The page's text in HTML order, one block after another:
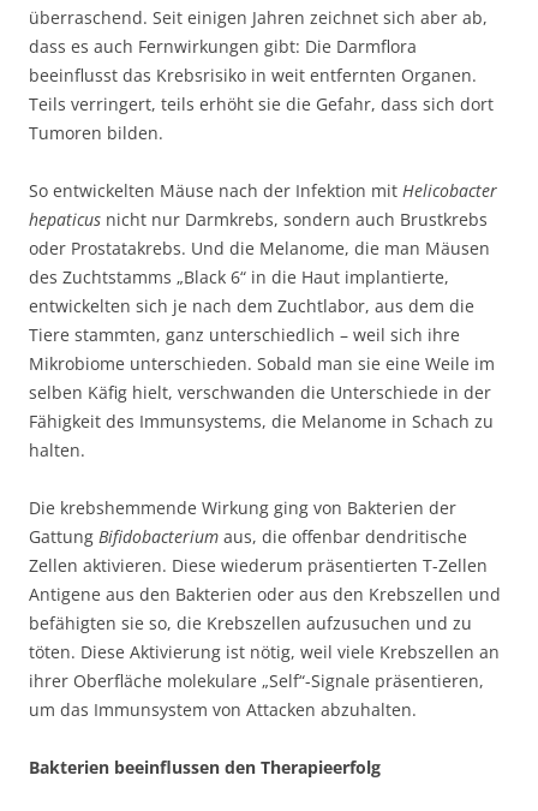
überraschend. Seit einigen Jahren zeichnet sich aber ab,
dass es auch Fernwirkungen gibt: Die Darmflora
beeinflusst das Krebsrisiko in weit entfernten Organen.
Teils verringert, teils erhöht sie die Gefahr, dass sich dort
Tumoren bilden.
So entwickelten Mäuse nach der Infektion mit Helicobacter
hepaticus nicht nur Darmkrebs, sondern auch Brustkrebs
oder Prostatakrebs. Und die Melanome, die man Mäusen
des Zuchtstamms „Black 6“ in die Haut implantierte,
entwickelten sich je nach dem Zuchtlabor, aus dem die
Tiere stammten, ganz unterschiedlich – weil sich ihre
Mikrobiome unterschieden. Sobald man sie eine Weile im
selben Käfig hielt, verschwanden die Unterschiede in der
Fähigkeit des Immunsystems, die Melanome in Schach zu
halten.
Die krebshemmende Wirkung ging von Bakterien der
Gattung Bifidobacterium aus, die offenbar dendritische
Zellen aktivieren. Diese wiederum präsentierten T-Zellen
Antigene aus den Bakterien oder aus den Krebszellen und
befähigten sie so, die Krebszellen aufzusuchen und zu
töten. Diese Aktivierung ist nötig, weil viele Krebszellen an
ihrer Oberfläche molekulare „Self“-Signale präsentieren,
um das Immunsystem von Attacken abzuhalten.
Bakterien beeinflussen den Therapieerfolg